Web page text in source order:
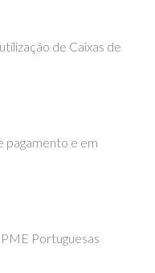
de Caixas de
pagamento e em
Portuguesas